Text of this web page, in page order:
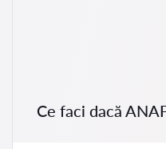
Ce faci dacă